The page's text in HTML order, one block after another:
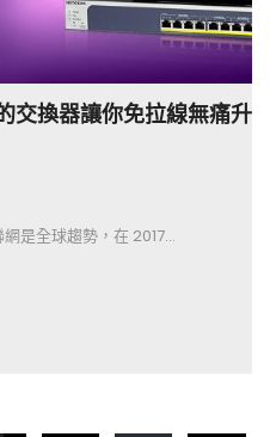
交換器讓你免拉線無痛升
是全球趨勢，在 2017…